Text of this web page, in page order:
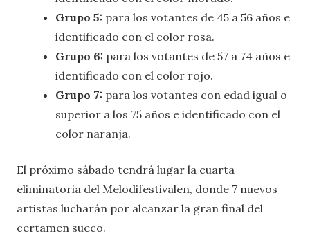
Grupo 5: para los votantes de 45 a 56 años e
identificado con el color rosa.
Grupo 6: para los votantes de 57 a 74 años e
identificado con el color rojo.
Grupo 7: para los votantes con edad igual o
superior a los 75 años e identificado con el
color naranja.
El próximo sábado tendrá lugar la cuarta
eliminatoria del Melodifestivalen, donde 7 nuevos
artistas lucharán por alcanzar la gran final del
certamen sueco.